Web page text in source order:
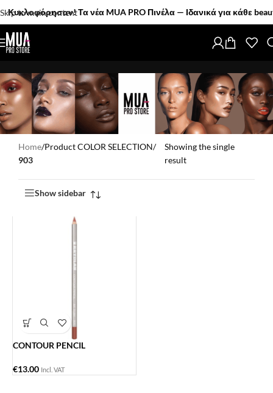
Skip to main contentΤα νέα MUA PRO Πινέλα — Ιδανικά για κάθε
Home/Product COLOR SELECTION/
903
Showing the single
result
Show sidebar
CONTOUR PENCIL
€13.00 Incl. VAT